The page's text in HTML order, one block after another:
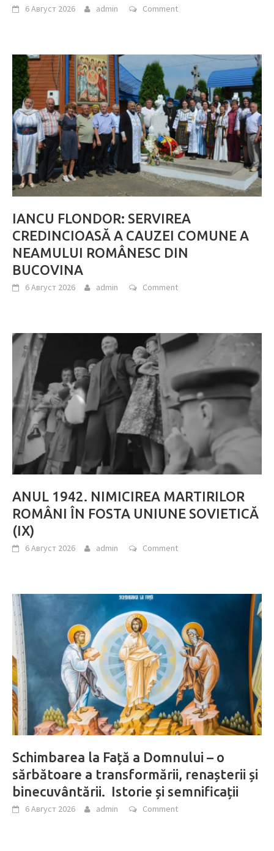
6 Август 2026 admin Comment
IANCU FLONDOR: SERVIREA
CREDINCIOASĂ A CAUZEI COMUNE A
NEAMULUI ROMÂNESC DIN
BUCOVINA
6 Август 2026 admin Comment
ANUL 1942. NIMICIREA MARTIRILOR
ROMÂNI ÎN FOSTA UNIUNE SOVIETICĂ
(IX)
6 Август 2026 admin Comment
Schimbarea la Față a Domnului – o
sărbătoare a transformării, renașterii și
binecuvântării. Istorie și semnificații
6 Август 2026 admin Comment